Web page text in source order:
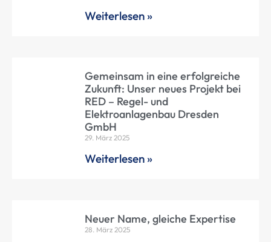
Weiterlesen »
Gemeinsam in eine erfolgreiche
Zukunft: Unser neues Projekt bei
RED – Regel- und
Elektroanlagenbau Dresden
GmbH
29. März 2025
Weiterlesen »
Neuer Name, gleiche Expertise
28. März 2025